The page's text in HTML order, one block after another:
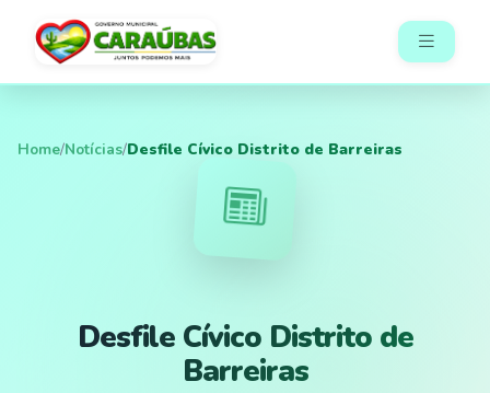
Home/Notícias/Desfile Cívico Distrito de Barreiras
Desfile Cívico Distrito de
Barreiras